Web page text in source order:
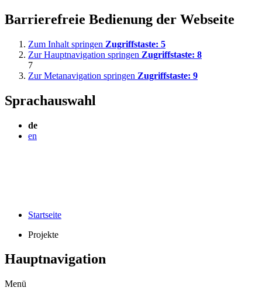
Barrierefreie Bedienung der Webseite
Zum Inhalt springen Zugriffstaste: 5
Zur Hauptnavigation springen Zugriffstaste: 8
7
Zur Metanavigation springen Zugriffstaste: 9
Sprachauswahl
de
en
Startseite
Projekte
Hauptnavigation
Menü